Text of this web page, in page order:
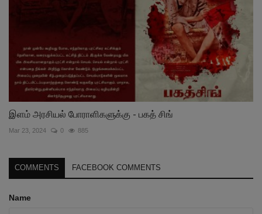
இளம் அரசியல் போராளிகளுக்கு - பகத் சிங்
Mar 23, 2024 0 885
COMMENTS FACEBOOK COMMENTS
Name